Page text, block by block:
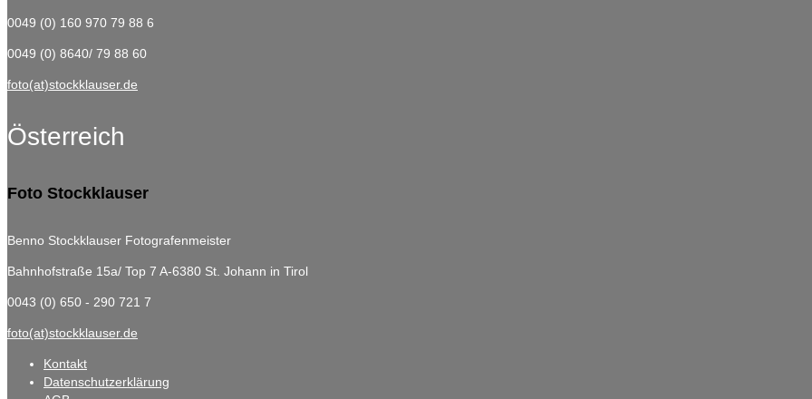
0049 (0) 160 970 79 88 6
0049 (0) 8640/ 79 88 60
foto(at)stockklauser.de
Österreich
Foto Stockklauser
Benno Stockklauser Fotografenmeister
Bahnhofstraße 15a/ Top 7 A-6380 St. Johann in Tirol
0043 (0) 650 - 290 721 7
foto(at)stockklauser.de
Kontakt
Datenschutzerklärung